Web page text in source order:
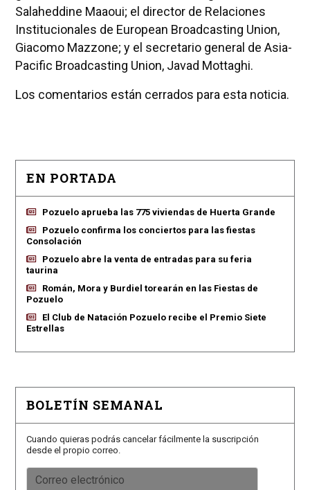
Salaheddine Maaoui; el director de Relaciones
Institucionales de European Broadcasting Union,
Giacomo Mazzone; y el secretario general de Asia-
Pacific Broadcasting Union, Javad Mottaghi.
Los comentarios están cerrados para esta noticia.
EN PORTADA
Pozuelo aprueba las 775 viviendas de Huerta Grande
Pozuelo confirma los conciertos para las fiestas
Consolación
Pozuelo abre la venta de entradas para su feria
taurina
Román, Mora y Burdiel torearán en las Fiestas de
Pozuelo
El Club de Natación Pozuelo recibe el Premio Siete
Estrellas
BOLETÍN SEMANAL
Cuando quieras podrás cancelar fácilmente la suscripción
desde el propio correo.